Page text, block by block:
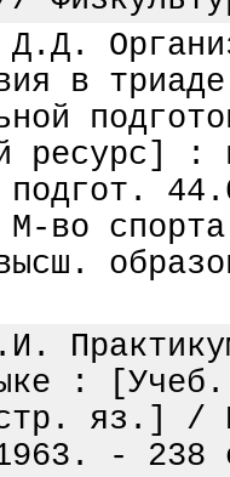
в
ресурс]
подгот.
М-во
:
яз.] /
- 238